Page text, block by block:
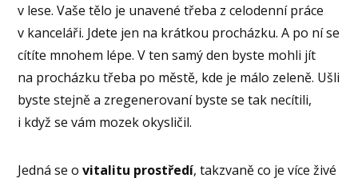
v lese. Vaše tělo je unavené třeba z celodenní práce
v kanceláři. Jdete jen na krátkou procházku. A po ní se
cítíte mnohem lépe. V ten samý den byste mohli jít
na procházku třeba po městě, kde je málo zeleně. Ušli
byste stejně a zregenerovaní byste se tak necítili,
i když se vám mozek okysličil.
Jedná se ovitalitu prostředí, takzvaně co je více živé